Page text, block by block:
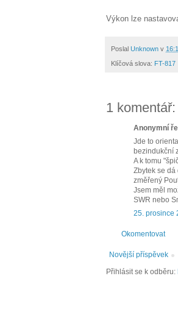
Výkon lze
Poslal Unknown v
Klíčová slova: FT-817
1 komentář:
Anonymní
Jde to
bezindukční
A k tomu
Zbytek se
změřený
Jsem měl
SWR nebo
25. prosince
Okomentovat
Novější příspěvek
Přihlásit se k odběru: